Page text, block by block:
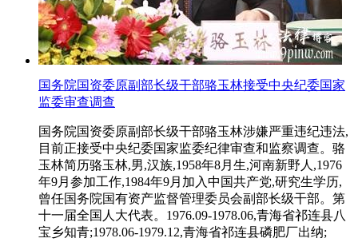
国务院国资委原副部长级干部骆玉林接受中央纪委国家
监委审查调查
国务院国资委原副部长级干部骆玉林涉嫌严重违纪违法,
目前正接受中央纪委国家监委纪律审查和监察调查。骆
玉林简历骆玉林,男,汉族,1958年8月生,河南新野人,1976
年9月参加工作,1984年9月加入中国共产党,研究生学历,
曾任国务院国有资产监督管理委员会副部长级干部。第
十一届全国人大代表。1976.09-1978.06,青海省祁连县八
宝乡知青;1978.06-1979.12,青海省祁连县磷肥厂出纳;